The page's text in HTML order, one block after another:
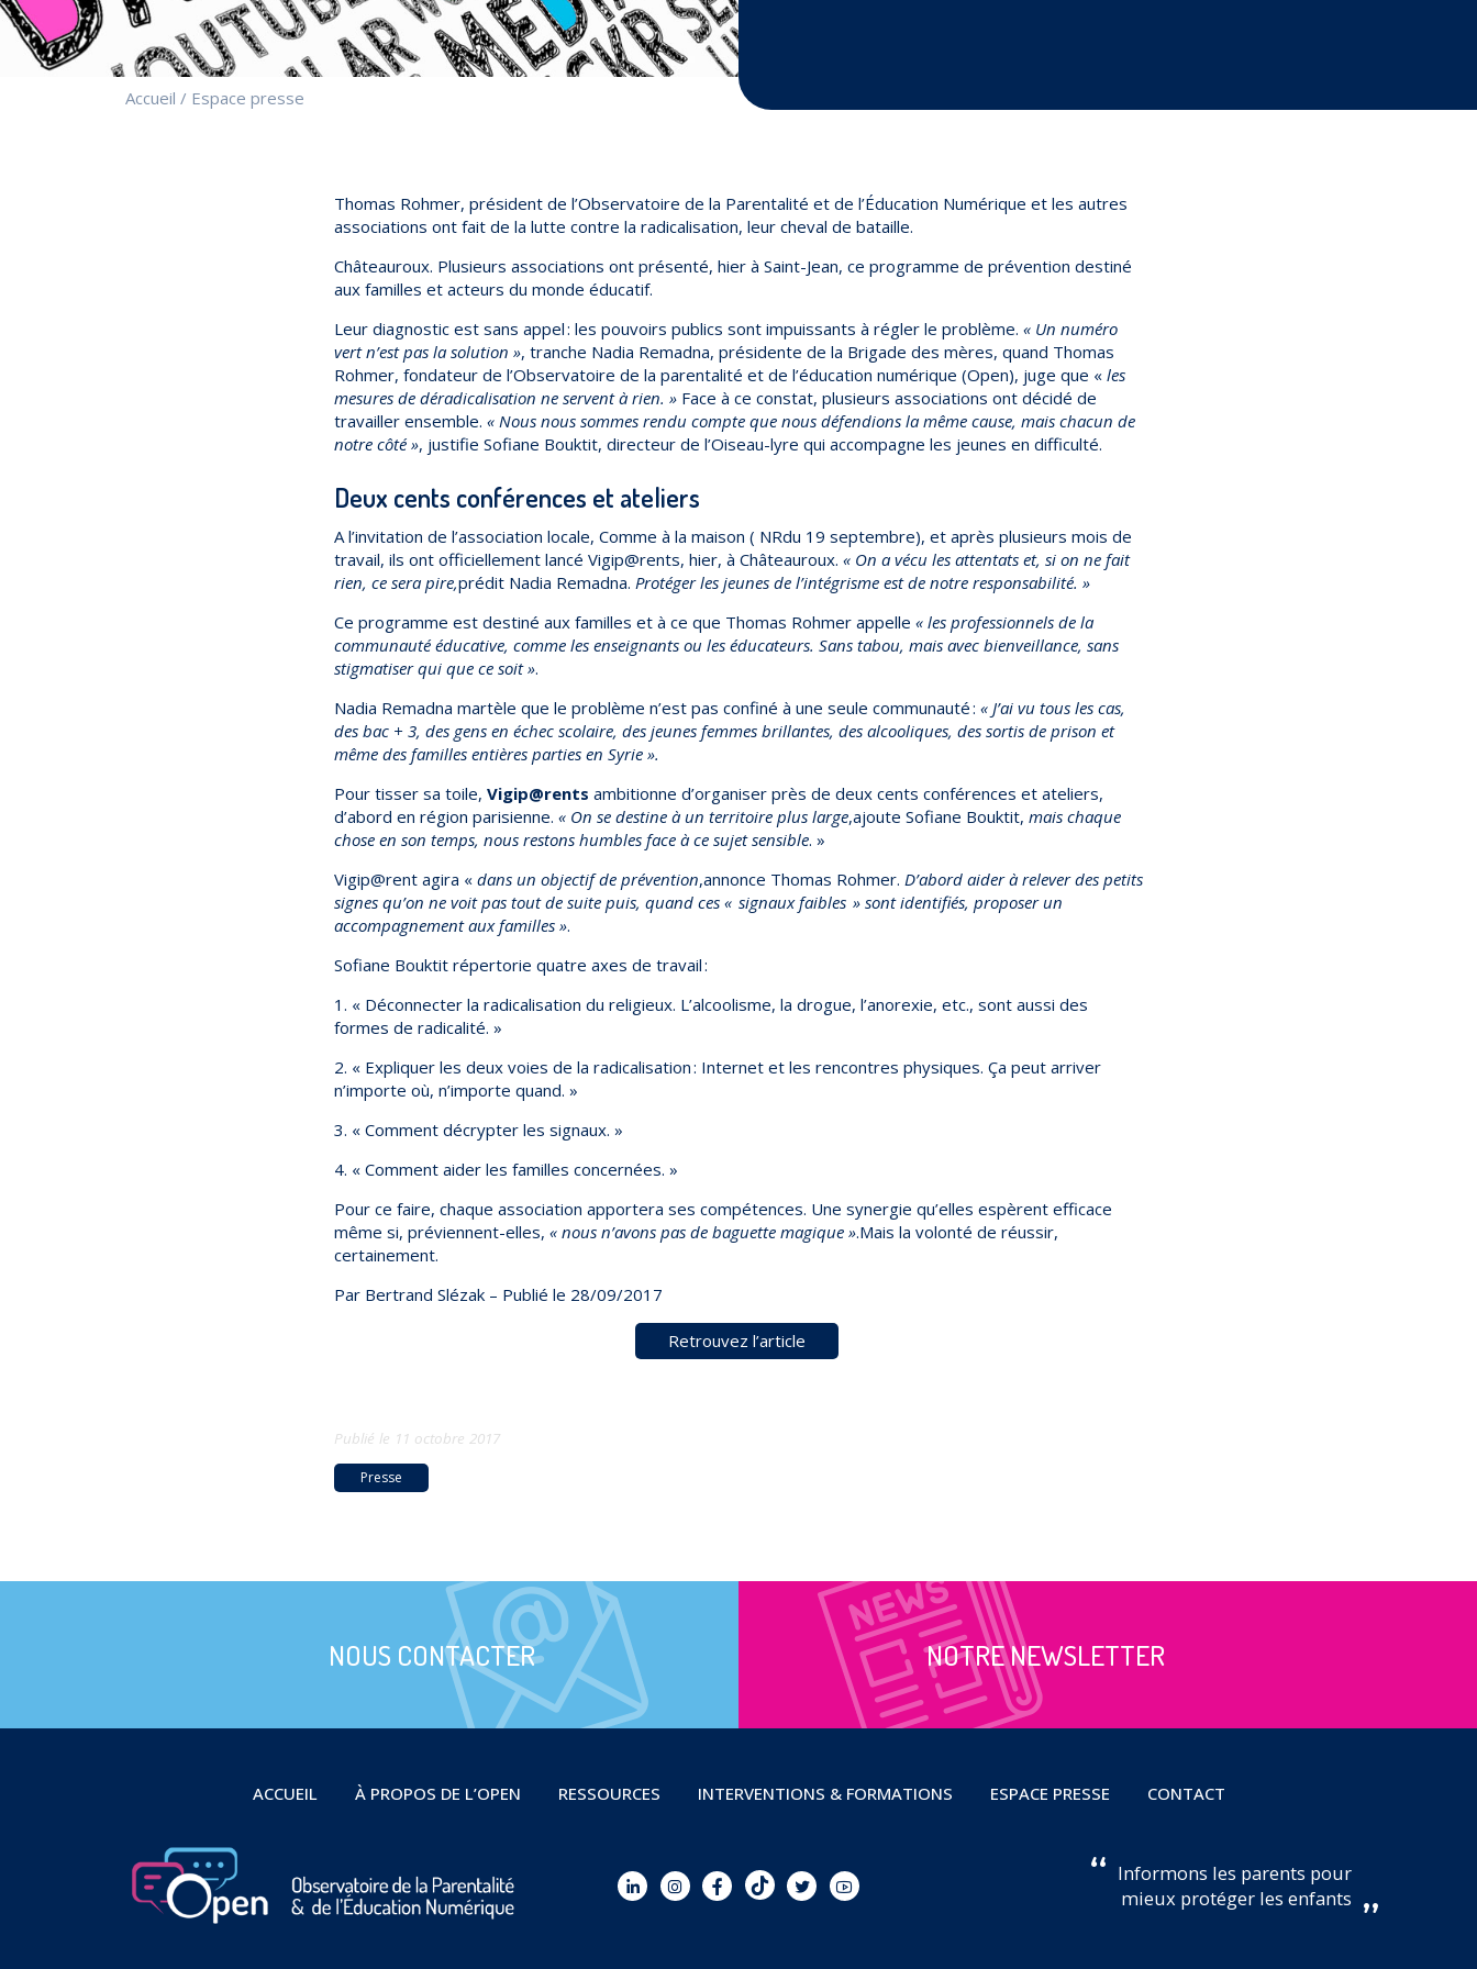
Accueil / Espace presse
Thomas Rohmer, président de l’Observatoire de la Parentalité et de l’Éducation Numérique et les autres
associations ont fait de la lutte contre la radicalisation, leur cheval de bataille.
Châteauroux. Plusieurs associations ont présenté, hier à Saint-Jean, ce programme de prévention destiné
aux familles et acteurs du monde éducatif.
Leur diagnostic est sans appel : les pouvoirs publics sont impuissants à régler le problème. « Un numéro
vert n’est pas la solution », tranche Nadia Remadna, présidente de la Brigade des mères, quand Thomas
Rohmer, fondateur de l’Observatoire de la parentalité et de l’éducation numérique (Open), juge que « les
mesures de déradicalisation ne servent à rien. » Face à ce constat, plusieurs associations ont décidé de
travailler ensemble. « Nous nous sommes rendu compte que nous défendions la même cause, mais chacun de
notre côté », justifie Sofiane Bouktit, directeur de l’Oiseau-lyre qui accompagne les jeunes en difficulté.
Deux cents conférences et ateliers
A l’invitation de l’association locale, Comme à la maison ( NRdu 19 septembre), et après plusieurs mois de
travail, ils ont officiellement lancé Vigip@rents, hier, à Châteauroux. « On a vécu les attentats et, si on ne fait
rien, ce sera pire,prédit Nadia Remadna. Protéger les jeunes de l’intégrisme est de notre responsabilité. »
Ce programme est destiné aux familles et à ce que Thomas Rohmer appelle « les professionnels de la
communauté éducative, comme les enseignants ou les éducateurs. Sans tabou, mais avec bienveillance, sans
stigmatiser qui que ce soit ».
Nadia Remadna martèle que le problème n’est pas confiné à une seule communauté : « J’ai vu tous les cas,
des bac + 3, des gens en échec scolaire, des jeunes femmes brillantes, des alcooliques, des sortis de prison et
même des familles entières parties en Syrie ».
Pour tisser sa toile, Vigip@rents ambitionne d’organiser près de deux cents conférences et ateliers,
d’abord en région parisienne. « On se destine à un territoire plus large,ajoute Sofiane Bouktit, mais chaque
chose en son temps, nous restons humbles face à ce sujet sensible. »
Vigip@rent agira « dans un objectif de prévention,annonce Thomas Rohmer. D’abord aider à relever des petits
signes qu’on ne voit pas tout de suite puis, quand ces « signaux faibles » sont identifiés, proposer un
accompagnement aux familles ».
Sofiane Bouktit répertorie quatre axes de travail :
1. « Déconnecter la radicalisation du religieux. L’alcoolisme, la drogue, l’anorexie, etc., sont aussi des
formes de radicalité. »
2. « Expliquer les deux voies de la radicalisation : Internet et les rencontres physiques. Ça peut arriver
n’importe où, n’importe quand. »
3. « Comment décrypter les signaux. »
4. « Comment aider les familles concernées. »
Pour ce faire, chaque association apportera ses compétences. Une synergie qu’elles espèrent efficace
même si, préviennent-elles, « nous n’avons pas de baguette magique ».Mais la volonté de réussir,
certainement.
Par Bertrand Slézak – Publié le 28/09/2017
Retrouvez l’article
Publié le 11 octobre 2017
Presse
NOUS CONTACTER NOTRE NEWSLETTER
ACCUEIL À PROPOS DE L’OPEN RESSOURCES INTERVENTIONS & FORMATIONS ESPACE PRESSE CONTACT
Informons les parents pour
mieux protéger les enfants